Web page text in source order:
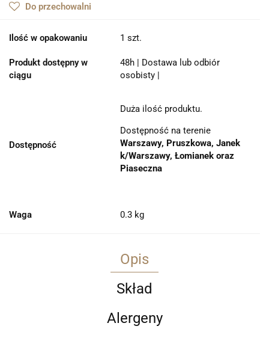
Do przechowalni
Ilość w opakowaniu 1 szt.
Produkt dostępny w
ciągu
48h | Dostawa lub odbiór
osobisty |
Dostępność
Duża ilość produktu.
Dostępność na terenie
Warszawy, Pruszkowa, Janek
k/Warszawy, Łomianek oraz
Piaseczna
Waga 0.3 kg
Opis
Skład
Alergeny